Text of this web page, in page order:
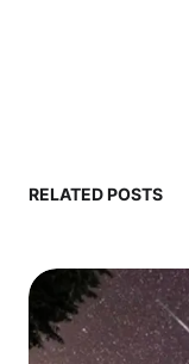
RELATED POSTS